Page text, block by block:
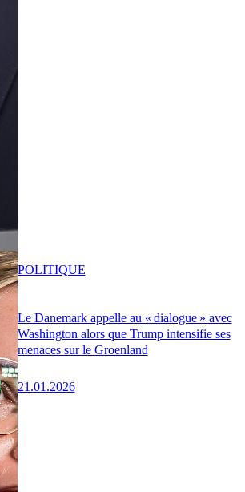
Le Danemark appelle au « dialogue » avec
Washington alors que Trump intensifie ses
menaces sur le Groenland
21.01.2026
POLITIQUE